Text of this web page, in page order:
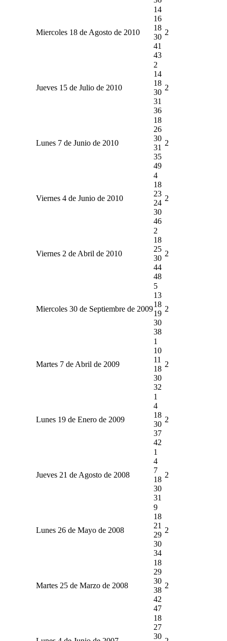
Miercoles 18 de Agosto de 2010
14
16
18
30
41
43
2
Jueves 15 de Julio de 2010
2
14
18
30
31
36
2
Lunes 7 de Junio de 2010
18
26
30
31
35
49
2
Viernes 4 de Junio de 2010
4
18
23
24
30
46
2
Viernes 2 de Abril de 2010
2
18
25
30
44
48
2
Miercoles 30 de Septiembre de 2009
5
13
18
19
30
38
2
Martes 7 de Abril de 2009
1
10
11
18
30
32
2
Lunes 19 de Enero de 2009
1
4
18
30
37
42
2
Jueves 21 de Agosto de 2008
1
4
7
18
30
31
2
Lunes 26 de Mayo de 2008
9
18
21
29
30
34
2
Martes 25 de Marzo de 2008
18
29
30
38
42
47
2
18
27
30